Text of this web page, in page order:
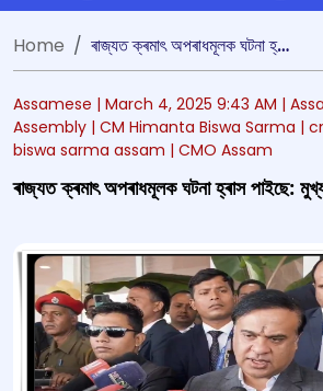
Transcript summary
খেলা অডিঅ' সন্ধ্যার
Home ৰাজ্যত ক্ৰমাৎ‍ অপৰাধমূলক ঘটনা হ্ৰাস পাইছে: মুখ্যমন্ত্রী
Assamese | March 4, 2025 9:43 AM |
Assembly | CM Himanta Biswa Sarma |
biswa sarma assam | CMO Assam
ৰাজ্যত ক্ৰমাৎ‍ অপৰাধমূলক ঘটনা হ্ৰাস পাইছে: